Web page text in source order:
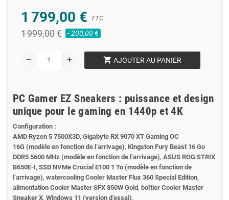
1 799,00 € TTC
1 999,00 € - 200,00 €
remove add shopping_cart AJOUTER AU PANIER
PC Gamer EZ Sneakers : puissance et design
unique pour le gaming en 1440p et 4K
Configuration :
AMD Ryzen 5 7500X3D, Gigabyte RX 9070 XT Gaming OC
16G (modèle en fonction de l’arrivage), Kingston Fury Beast 16 Go
DDR5 5600 MHz (modèle en fonction de l’arrivage), ASUS ROG STRIX
B650E-I, SSD NVMe Crucial E100 1 To (modèle en fonction de
l’arrivage), watercooling Cooler Master Flux 360 Special Edition,
alimentation Cooler Master SFX 850W Gold, boîtier Cooler Master
Sneaker X, Windows 11 (version d’essai).